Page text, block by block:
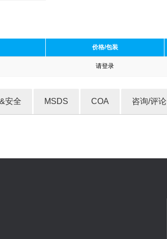
价格/包装
请登录
安全 MSDS COA 咨询/评论